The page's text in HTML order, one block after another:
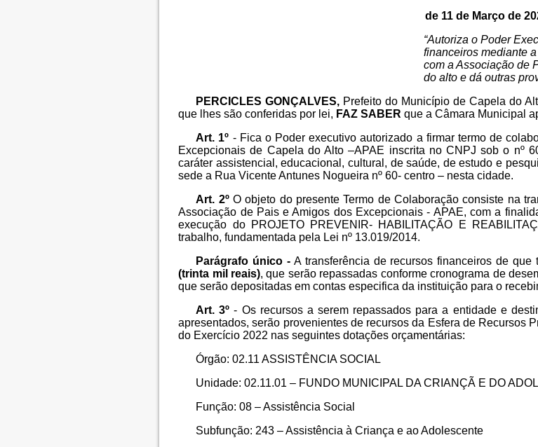
de 11 de Março de
“Autoriza o Poder
financeiros mediante
com a Associação de
do alto e dá outras
PERCICLES GONÇALVES, Prefeito do Município de Capela do
que lhes são conferidas por lei, FAZ SABERque a Câmara Municipal
Art. 1º - Fica o Poder executivo autorizado a firmar termo de
Excepcionais de Capela do Alto –APAE inscrita no CNPJ sob o nº
caráter assistencial, educacional, cultural, de saúde, de estudo e
sede a Rua Vicente Antunes Nogueira nº 60- centro – nesta cidade.
Art. 2ºO objeto do presente Termo de Colaboração consiste na
Associação de Pais e Amigos dos Excepcionais - APAE, com a
execução do PROJETO PREVENIR- HABILITAÇÃO E
trabalho, fundamentada pela Lei nº 13.019/2014.
Parágrafo único -A transferência de recursos financeiros de que
(trinta mil reais), que serão repassadas conforme cronograma de
que serão depositadas em contas especifica da instituição para o
Art. 3º - Os recursos a serem repassados para a entidade e
apresentados, serão provenientes de recursos da Esfera de Recursos
do Exercício 2022 nas seguintes dotações orçamentárias:
Órgão: 02.11 ASSISTÊNCIA SOCIAL
Unidade: 02.11.01 – FUNDO MUNICIPAL DA CRIANÇÃ E DO
Função: 08 – Assistência Social
Subfunção: 243 – Assistência à Criança e ao Adolescente